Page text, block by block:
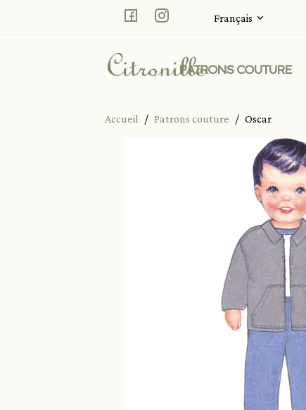
Facebook
Français
PATRONS COUTURE
Accueil Patrons couture Oscar